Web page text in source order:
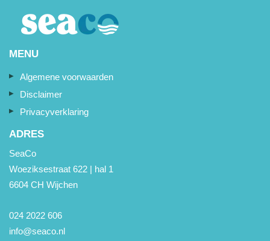
MENU
Algemene voorwaarden
Disclaimer
Privacyverklaring
ADRES
SeaCo
Woeziksestraat 622 | hal 1
6604 CH Wijchen
024 2022 606
info@seaco.nl